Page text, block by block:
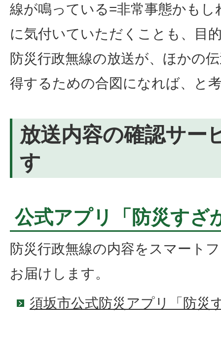
線が鳴っている=非常事態かも
に気付いていただくことも、目
防災行政無線の放送が、ほかの
得するための合図になれば、と
放送内容の確認サー
す
公式アプリ「防災すざ
防災行政無線の内容をスマート
お届けします。
須坂市公式防災アプリ「防災